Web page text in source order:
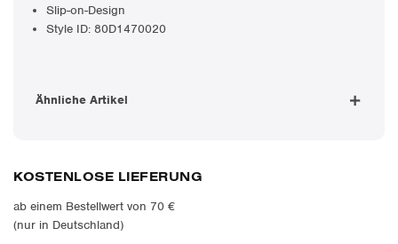
Slip-on-Design
Style ID: 80D1470020
Ähnliche Artikel
KOSTENLOSE LIEFERUNG
ab einem Bestellwert von 70 €
(nur in Deutschland)